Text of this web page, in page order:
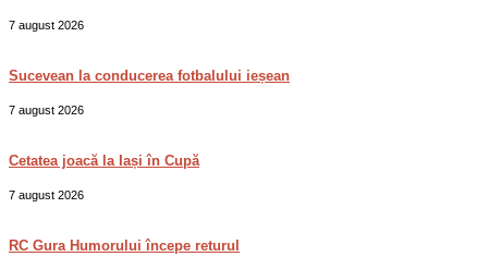
7 august 2026
Sucevean la conducerea fotbalului ieșean
7 august 2026
Cetatea joacă la Iași în Cupă
7 august 2026
RC Gura Humorului începe returul